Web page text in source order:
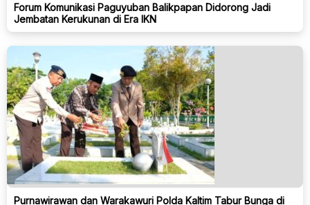
Forum Komunikasi Paguyuban Balikpapan Didorong Jadi
Jembatan Kerukunan di Era IKN
Purnawirawan dan Warakawuri Polda Kaltim Tabur Bunga di